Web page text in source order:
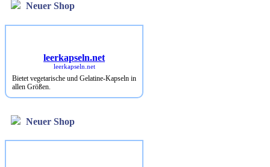
Neuer Shop
leerkapseln.net
leerkapseln.net
Bietet vegetarische und Gelatine-Kapseln in
allen Größen.
Neuer Shop